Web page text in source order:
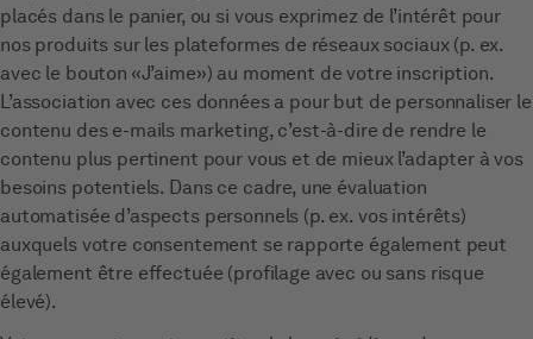
placés dans le panier, ou si vous exprimez de l’intérêt pour
nos produits sur les plateformes de réseaux sociaux (p. ex.
avec le bouton «J’aime») au moment de votre inscription.
L’association avec ces données a pour but de personnaliser le
contenu des e-mails marketing, c’est-à-dire de rendre le
contenu plus pertinent pour vous et de mieux l’adapter à vos
besoins potentiels. Dans ce cadre, une évaluation
automatisée d’aspects personnels (p. ex. vos intérêts)
auxquels votre consentement se rapporte également peut
également être effectuée (profilage avec ou sans risque
élevé).